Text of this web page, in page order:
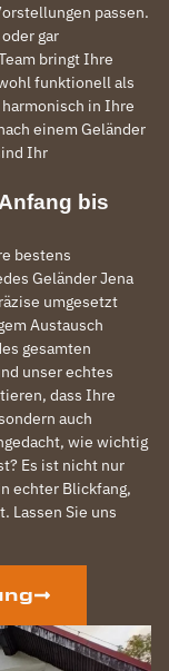
passen.
gar
bringt Ihre
funktionell als
in Ihre
einem Geländer
Ihr
bis
bestens
Geländer Jena
umgesetzt
Austausch
gesamten
unser echtes
dass Ihre
auch
wie wichtig
Es ist nicht nur
echter Blickfang,
Lassen Sie uns